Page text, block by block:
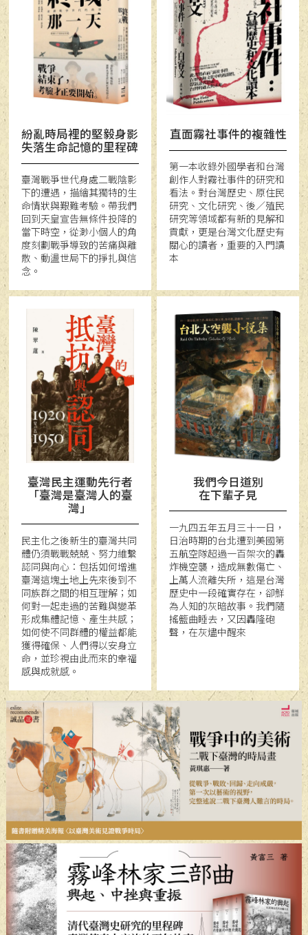
紛亂時局裡的堅毅身影
失落生命記憶的里程碑
臺灣戰爭世代身處二戰陰影
下的遭遇，描繪其獨特的生
命情狀與艱難考驗。帶我們
回到天皇宣告無條件投降的
當下時空，從渺小個人的角
度刻劃戰爭導致的苦痛與離
散、動盪世局下的掙扎與信
念。
直面霧社事件的複雜性
第一本收錄外國學者和台灣
創作人對霧社事件的研究和
看法。對台灣歷史、原住民
研究、文化研究、後／殖民
研究等領域都有新的見解和
貢獻，更是台灣文化歷史有
關心的讀者，重要的入門讀
本
臺灣民主運動先行者
「臺灣是臺灣人的臺
灣」
民主化之後新生的臺灣共同
體仍須戰戰兢兢、努力維繫
認同與向心：包括如何增進
臺灣這塊土地上先來後到不
同族群之間的相互理解；如
何對一起走過的苦難與變革
形成集體記憶、產生共感；
如何使不同群體的權益都能
獲得確保、人們得以安身立
命，並珍視由此而來的幸福
感與成就感。
我們今日道別
在下輩子見
一九四五年五月三十一日，
日治時期的台北遭到美國第
五航空隊超過一百架次的轟
炸機空襲，造成無數傷亡、
上萬人流離失所，這是台灣
歷史中一段確實存在，卻鮮
為人知的灰暗故事。我們隨
搖籃曲睡去，又因轟隆砲
聲，在灰燼中醒來